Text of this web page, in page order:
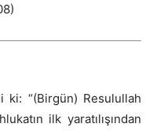
ki: “(Birgün) Resulullah
ilk yaratılışından